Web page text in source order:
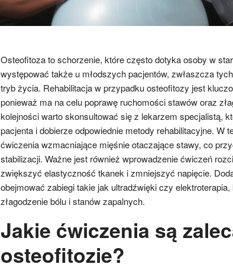
Osteofitoza to schorzenie, które często dotyka osoby w
występować także u młodszych pacjentów, zwłaszcza
tryb życia. Rehabilitacja w przypadku osteofitozy jest
ponieważ ma na celu poprawę ruchomości stawów oraz
kolejności warto skonsultować się z lekarzem specjalistą,
pacjenta i dobierze odpowiednie metody rehabilitacyjne. W
ćwiczenia wzmacniające mięśnie otaczające stawy, co
stabilizacji. Ważne jest również wprowadzenie ćwiczeń
zwiększyć elastyczność tkanek i zmniejszyć napięcie.
obejmować zabiegi takie jak ultradźwięki czy
złagodzenie bólu i stanów zapalnych.
Jakie ćwiczenia są
osteofitozie?